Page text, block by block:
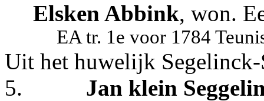
Elsken Abbink, won.
EA tr. 1e voor 1784
Uit het huwelijk
5.
Jan klein